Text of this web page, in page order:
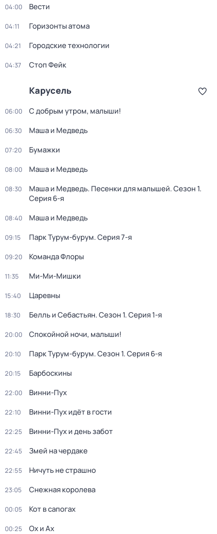
04:00 Вести
04:11 Горизонты атома
04:21 Городские технологии
04:37 Стоп Фейк
Карусель
06:00 С добрым утром, малыши!
06:30 Маша и Медведь
07:20 Бумажки
08:00 Маша и Медведь
08:30 Маша и Медведь. Песенки для малышей. Сезон 1.
Серия 6-я
08:40 Маша и Медведь
09:15 Парк Турум-бурум. Серия 7-я
09:20 Команда Флоры
11:35 Ми-Ми-Мишки
15:40 Царевны
18:30 Белль и Себастьян. Сезон 1. Серия 1-я
20:00 Спокойной ночи, малыши!
20:10 Парк Турум-бурум. Сезон 1. Серия 6-я
20:15 Барбоскины
22:00 Винни-Пух
22:10 Винни-Пух идёт в гости
22:25 Винни-Пух и день забот
22:45 Змей на чердаке
22:55 Ничуть не страшно
23:05 Снежная королева
00:05 Кот в сапогах
00:25 Ох и Ах